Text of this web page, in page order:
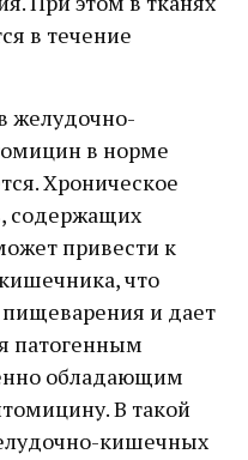
в течение
желудочно-
в норме
Хроническое
содержащих
привести к
что
и дает
патогенным
обладающим
В такой
кишечных